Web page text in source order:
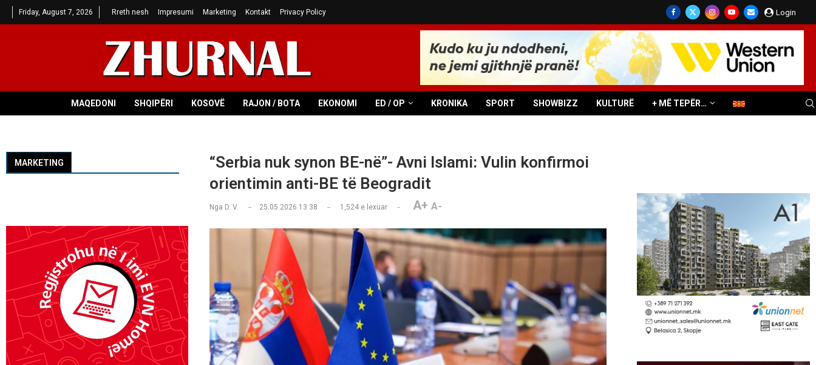
Friday, August 7, 2026 Rreth nesh Impresumi Marketing Kontakt Privacy Policy Login
MAQEDONI SHQIPËRI KOSOVË RAJON / BOTA EKONOMI ED / OP KRONIKA SPORT SHOWBIZZ KULTURË + MË TEPËR…
“Serbia nuk synon BE-në”- Avni Islami: Vulin konfirmoi
orientimin anti-BE të Beogradit
Nga D. V. 25.05.2026 13:38 1,524e lexuar A+ A-
MARKETING